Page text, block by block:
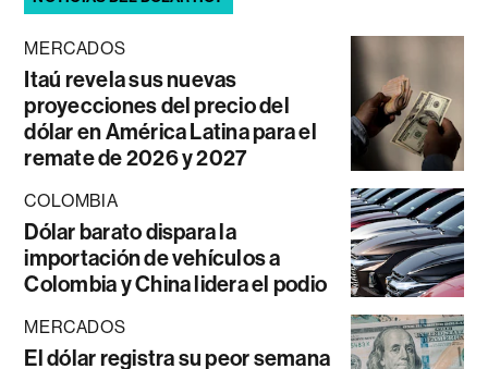
MERCADOS
Itaú revela sus nuevas
proyecciones del precio del
dólar en América Latina para el
remate de 2026 y 2027
COLOMBIA
Dólar barato dispara la
importación de vehículos a
Colombia y China lidera el podio
MERCADOS
El dólar registra su peor semana